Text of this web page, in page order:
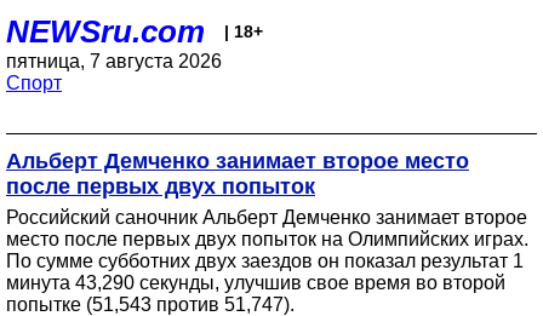
NEWSru.com | 18+
пятница, 7 августа 2026
Спорт
Альберт Демченко занимает второе место
после первых двух попыток
Российский саночник Альберт Демченко занимает второе
место после первых двух попыток на Олимпийских играх.
По сумме субботних двух заездов он показал результат 1
минута 43,290 секунды, улучшив свое время во второй
попытке (51,543 против 51,747).